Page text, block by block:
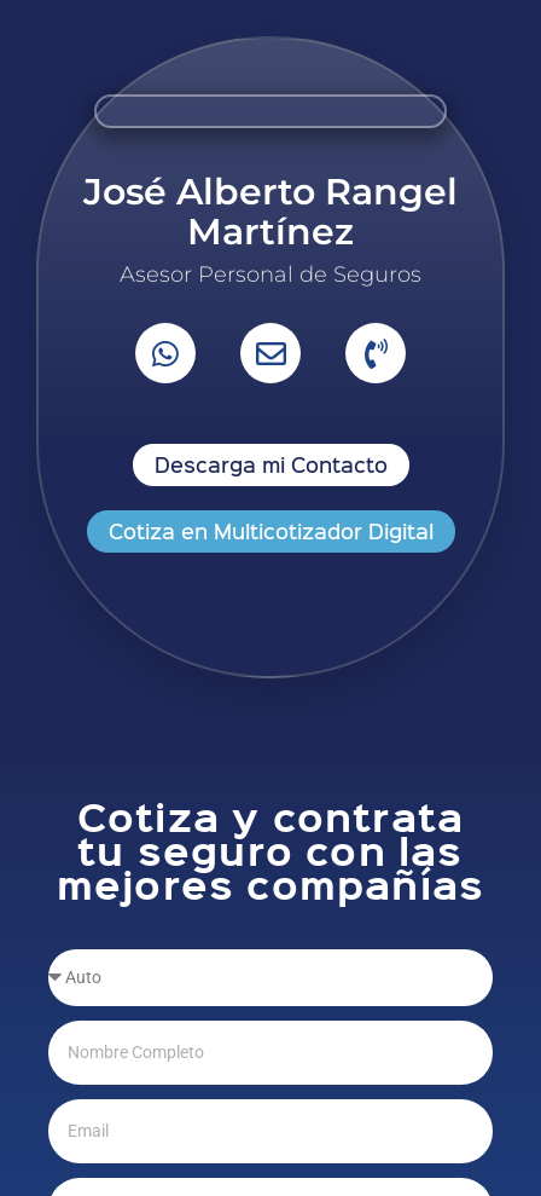
José Alberto Rangel
Martínez
Asesor Personal de Seguros
Descarga mi Contacto
Cotiza en Multicotizador Digital
Cotiza y contrata
tu seguro con las
mejores compañías